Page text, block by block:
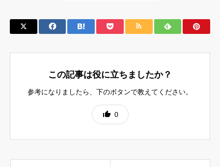
この記事は役に立ちましたか？
参考になりましたら、下のボタンで教えてください。
0